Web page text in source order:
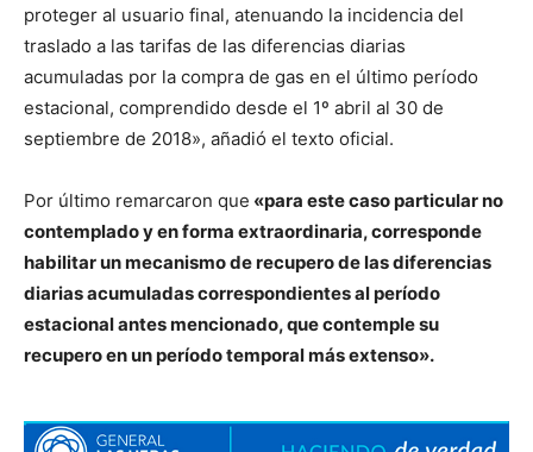
proteger al usuario final, atenuando la incidencia del
traslado a las tarifas de las diferencias diarias
acumuladas por la compra de gas en el último período
estacional, comprendido desde el 1º abril al 30 de
septiembre de 2018», añadió el texto oficial.
Por último remarcaron que «para este caso particular no
contemplado y en forma extraordinaria, corresponde
habilitar un mecanismo de recupero de las diferencias
diarias acumuladas correspondientes al período
estacional antes mencionado, que contemple su
recupero en un período temporal más extenso».